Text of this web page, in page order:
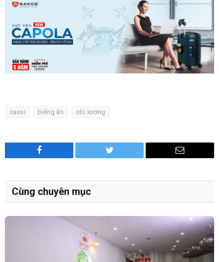
canxi biếng ăn còi xương
Facebook Twitter Email
Cùng chuyên mục